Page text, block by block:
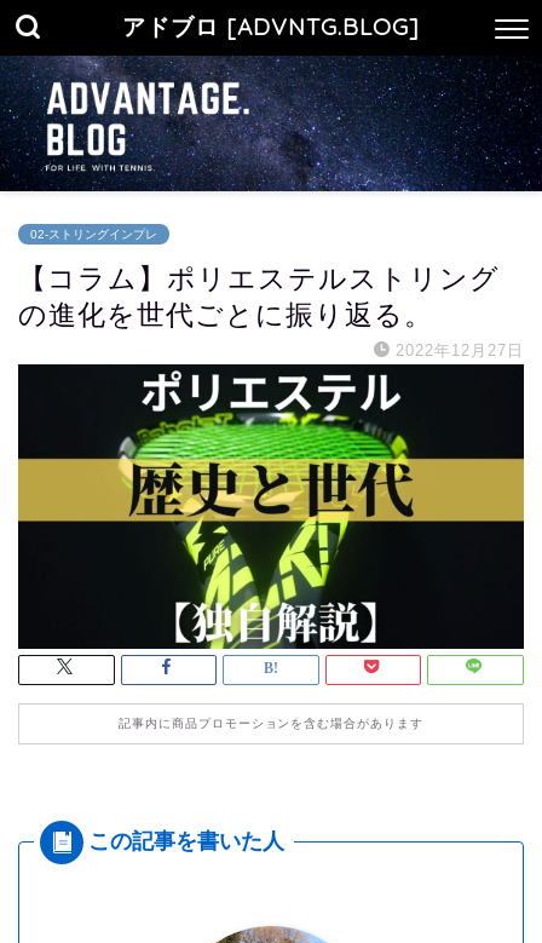
アドブロ [ADVNTG.BLOG]
02-ストリングインプレ
【コラム】ポリエステルストリング
の進化を世代ごとに振り返る。
2022年12月27日
記事内に商品プロモーションを含む場合があります